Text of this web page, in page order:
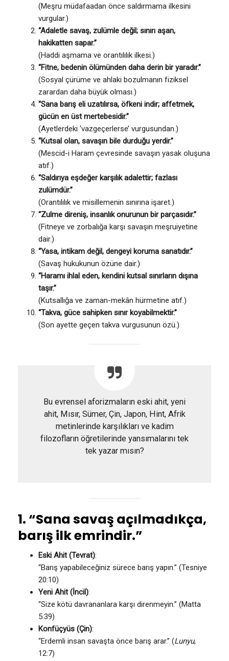
(Meşru müdafaadan önce saldırmama ilkesini
vurgular.)
“Adaletle savaş, zulümle değil; sınırı aşan,
hakikatten sapar.”
(Haddi aşmama ve orantılılık ilkesi.)
“Fitne, bedenin ölümünden daha derin bir yaradır.”
(Sosyal çürüme ve ahlaki bozulmanın fiziksel
zarardan daha büyük olması.)
“Sana barış eli uzatılırsa, öfkeni indir; affetmek,
gücün en üst mertebesidir.”
(Ayetlerdeki ‘vazgeçerlerse’ vurgusundan.)
“Kutsal olan, savaşın bile durduğu yerdir.”
(Mescid-i Haram çevresinde savaşın yasak oluşuna
atıf.)
“Saldırıya eşdeğer karşılık adalettir; fazlası
zulümdür.”
(Orantılılık ve misillemenin sınırına işaret.)
“Zulme direniş, insanlık onurunun bir parçasıdır.”
(Fitneye ve zorbalığa karşı savaşın meşruiyetine
dair.)
“Yasa, intikam değil, dengeyi koruma sanatıdır.”
(Savaş hukukunun özüne dair.)
“Haramı ihlal eden, kendini kutsal sınırların dışına
taşır.”
(Kutsallığa ve zaman-mekân hürmetine atıf.)
“Takva, güce sahipken sınır koyabilmektir.”
(Son ayette geçen takva vurgusunun özü.)
Bu evrensel aforizmaların eski ahit, yeni
ahit, Mısır, Sümer, Çin, Japon, Hint, Afrik
metinlerinde karşılıkları ve kadim
filozofların öğretilerinde yansımalarını tek
tek yazar mısın?
1. “Sana savaş açılmadıkça,
barış ilk emrindir.”
Eski Ahit (Tevrat):
“Barış yapabileceğiniz sürece barış yapın.” (Tesniye
20:10)
Yeni Ahit (İncil):
“Size kötü davrananlara karşı direnmeyin.” (Matta
5:39)
Konfüçyüs (Çin):
“Erdemli insan savaşta önce barış arar.” (Lunyu,
12:7)